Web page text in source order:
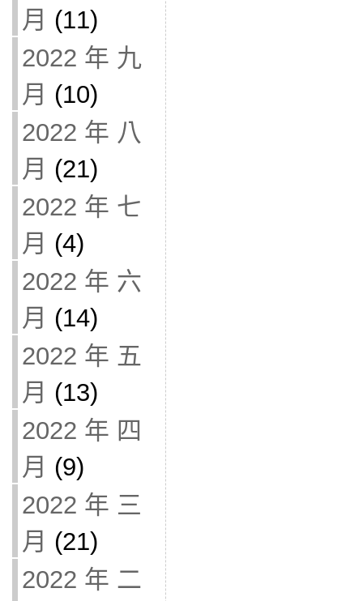
月 (11)
2022 年 九
月 (10)
2022 年 八
月 (21)
2022 年 七
月 (4)
2022 年 六
月 (14)
2022 年 五
月 (13)
2022 年 四
月 (9)
2022 年 三
月 (21)
2022 年 二